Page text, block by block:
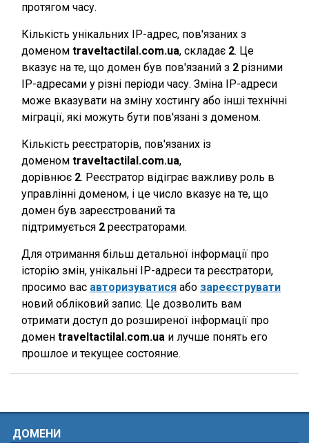
протягом часу.
Кількість унікальних IP-адрес, пов'язаних з
доменом traveltactilal.com.ua, складає 2. Це
вказує на те, що домен був пов'язаний з 2 різними
IP-адресами у різні періоди часу. Зміна IP-адреси
може вказувати на зміну хостингу або інші технічні
міграції, які можуть бути пов'язані з доменом.
Кількість реєстраторів, пов'язаних із
доменом traveltactilal.com.ua,
дорівнює 2. Реєстратор відіграє важливу роль в
управлінні доменом, і це число вказує на те, що
домен був зареєстрований та
підтримується 2 реєстраторами.
Для отримання більш детальної інформації про
історію змін, унікальні IP-адреси та реєстратори,
просимо вас авторизуватися або зареєструвати
новий обліковий запис. Це дозволить вам
отримати доступ до розширеної інформації про
домен traveltactilal.com.ua и лучше понять его
прошлое и текущее состояние.
ДОМЕНИ